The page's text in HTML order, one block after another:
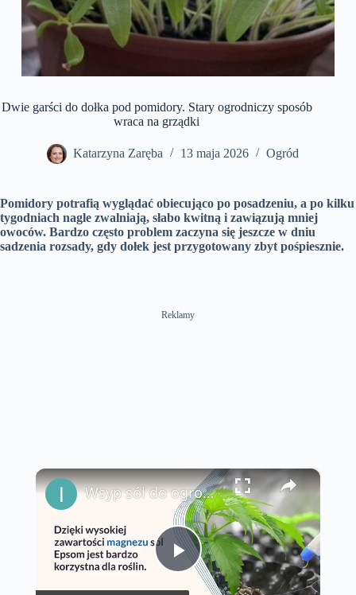
Dwie garści do dołka pod pomidory. Stary ogrodniczy sposób
wraca na grządki
Katarzyna Zaręba 13 maja 2026 Ogród
Pomidory potrafią wyglądać obiecująco po posadzeniu, a po kilku
tygodniach nagle zwalniają, słabo kwitną i zawiązują mniej
owoców. Bardzo często problem zaczyna się jeszcze w dniu
sadzenia rozsady, gdy dołek jest przygotowany zbyt pośpiesznie.
Reklamy
×
P
Wsyp sól do ogrodu: sztuczka ogrodnika, która działa za każdym razem